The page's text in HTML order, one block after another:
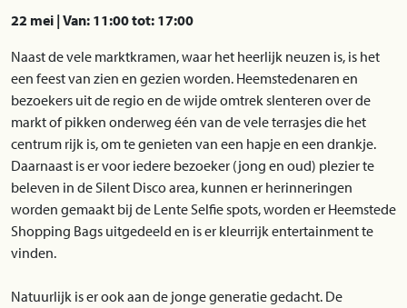
22 mei | Van: 11:00 tot: 17:00
Naast de vele marktkramen, waar het heerlijk neuzen is, is het
een feest van zien en gezien worden. Heemstedenaren en
bezoekers uit de regio en de wijde omtrek slenteren over de
markt of pikken onderweg één van de vele terrasjes die het
centrum rijk is, om te genieten van een hapje en een drankje.
Daarnaast is er voor iedere bezoeker (jong en oud) plezier te
beleven in de Silent Disco area, kunnen er herinneringen
worden gemaakt bij de Lente Selfie spots, worden er Heemstede
Shopping Bags uitgedeeld en is er kleurrijk entertainment te
vinden.
Natuurlijk is er ook aan de jonge generatie gedacht. De